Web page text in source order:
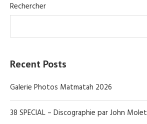
Rechercher
Recent Posts
Galerie Photos Matmatah 2026
38 SPECIAL – Discographie par John Molet